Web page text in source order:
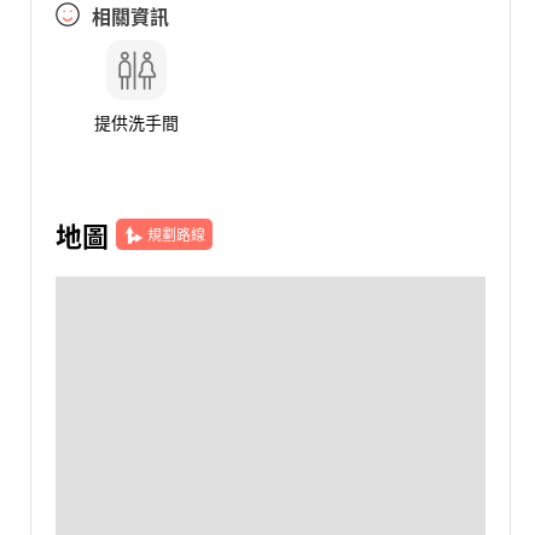
相關資訊
提供洗手間
地圖 規劃路線